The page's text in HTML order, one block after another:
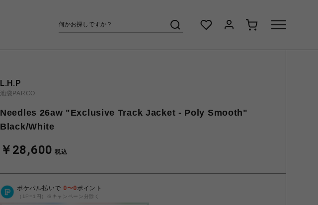
L.H.P
池袋PARCO
Needles 26aw "Exclusive Track Jacket - Poly Smooth"
Black/White
￥28,600 税込
ポケパル払いで 0〜0ポイント
（1P=1円）※キャンペーン分除く